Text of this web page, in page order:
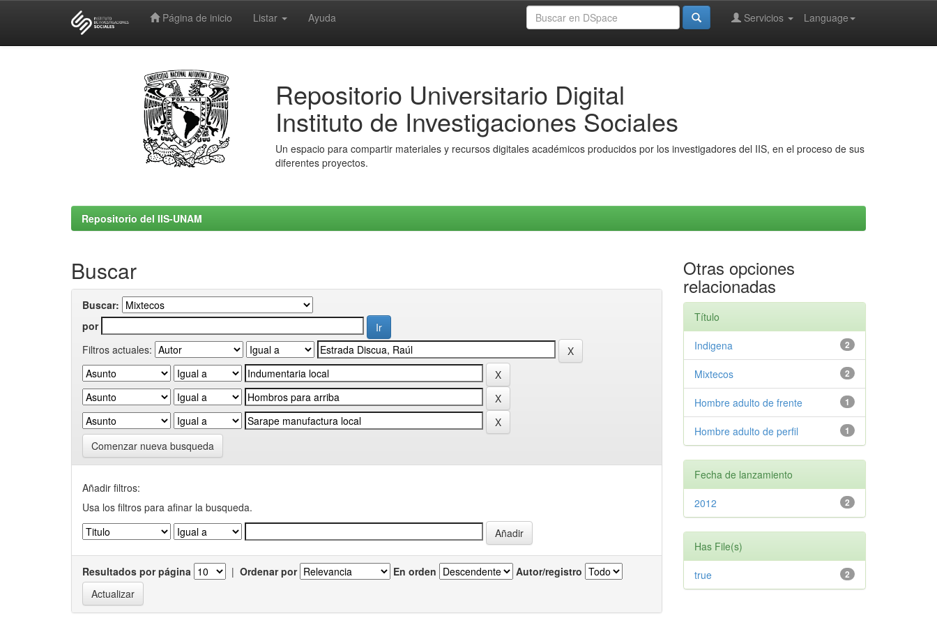
Página de inicio Listar Ayuda Language
Servicios
Repositorio Universitario Digital
Instituto de Investigaciones Sociales
Un espacio para compartir materiales y recursos digitales académicos producidos por los investigadores del IIS, en el proceso de sus
diferentes proyectos.
Repositorio del IIS-UNAM
Buscar
Buscar:
por
Filtros actuales:
Comenzar nueva busqueda
Añadir filtros:
Usa los filtros para afinar la busqueda.
Resultados por página | Ordenar por En orden Autor/registro
Otras opciones
relacionadas
Título
2
Indigena
2
Mixtecos
1
Hombre adulto de frente
1
Hombre adulto de perfil
Fecha de lanzamiento
2
2012
Has File(s)
2
true